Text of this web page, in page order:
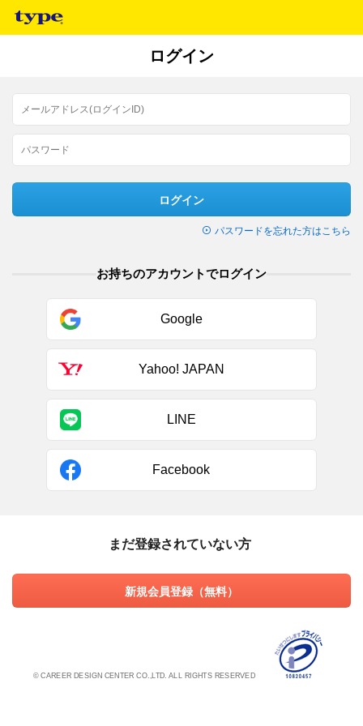
ログイン
ログイン
パスワードを忘れた方はこちら
お持ちのアカウントでログイン
Google
Yahoo! JAPAN
LINE
Facebook
まだ登録されていない方
新規会員登録（無料）
© CAREER DESIGN CENTER CO.,LTD. ALL RIGHTS RESERVED